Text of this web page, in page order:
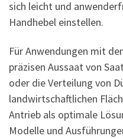
sich leicht und
Handhebel einstellen.
Für Anwendungen mit
präzisen Aussaat von
oder die Verteilung von
landwirtschaftlichen
Antrieb als optimale
Modelle und